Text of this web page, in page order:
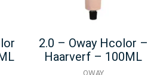
2.0 – Oway Hcolor –
Haarverf – 100ML
OWAY